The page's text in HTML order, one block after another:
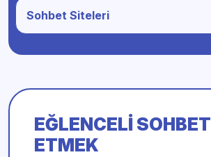
Sohbet Siteleri
EĞLENCELI SOHBET
ETMEK